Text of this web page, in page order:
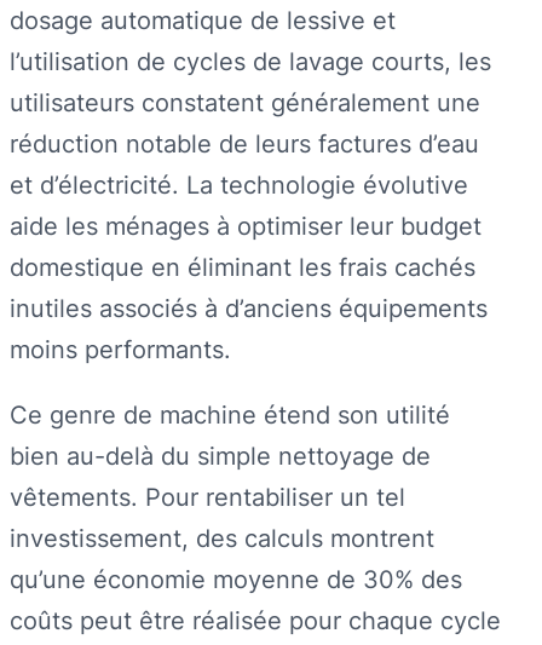
dosage automatique de lessive et
l’utilisation de cycles de lavage courts, les
utilisateurs constatent généralement une
réduction notable de leurs factures d’eau
et d’électricité. La technologie évolutive
aide les ménages à optimiser leur budget
domestique en éliminant les frais cachés
inutiles associés à d’anciens équipements
moins performants.
Ce genre de machine étend son utilité
bien au-delà du simple nettoyage de
vêtements. Pour rentabiliser un tel
investissement, des calculs montrent
qu’une économie moyenne de 30% des
coûts peut être réalisée pour chaque cycle